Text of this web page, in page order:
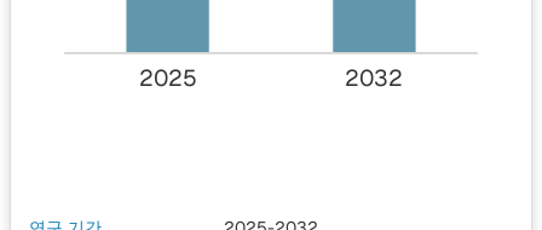
2025 2032